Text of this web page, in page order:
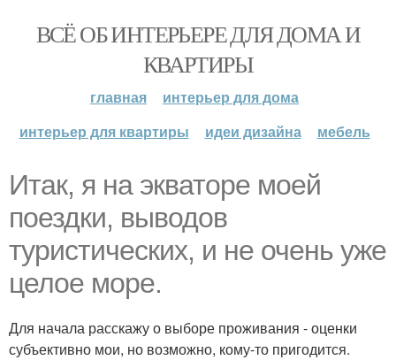
ВСЁ ОБ ИНТЕРЬЕРЕ ДЛЯ ДОМА И
КВАРТИРЫ
главная
интерьер для дома
интерьер для квартиры
идеи дизайна мебель
Итак, я на экваторе моей
поездки, выводов
туристических, и не очень уже
целое море.
Для начала расскажу о выборе проживания - оценки
субъективно мои, но возможно, кому-то пригодится.